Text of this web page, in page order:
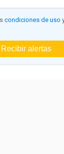
condiciones de uso
Recibir alertas